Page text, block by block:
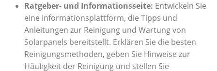
Ratgeber- und Informationsseite: Entwickeln Sie
eine Informationsplattform, die Tipps und
Anleitungen zur Reinigung und Wartung von
Solarpanels bereitstellt. Erklären Sie die besten
Reinigungsmethoden, geben Sie Hinweise zur
Häufigkeit der Reinigung und stellen Sie